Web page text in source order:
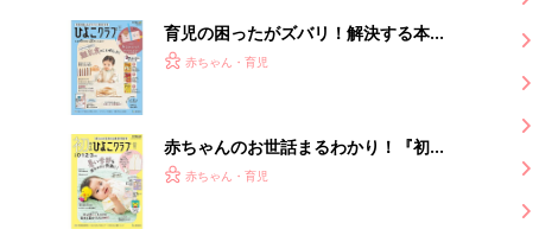
育児の困ったがズバリ！解決する本
『ひよこクラブ 秋号』 4カ月～2才
赤ちゃん・育児
赤ちゃんのお世話まるわかり！『初め
てのひよこクラブ 夏号』〈巻頭大特
赤ちゃん・育児